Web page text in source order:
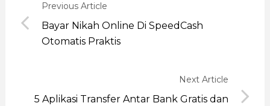
Previous Article
Bayar Nikah Online Di SpeedCash
Otomatis Praktis
Next Article
5 Aplikasi Transfer Antar Bank Gratis dan